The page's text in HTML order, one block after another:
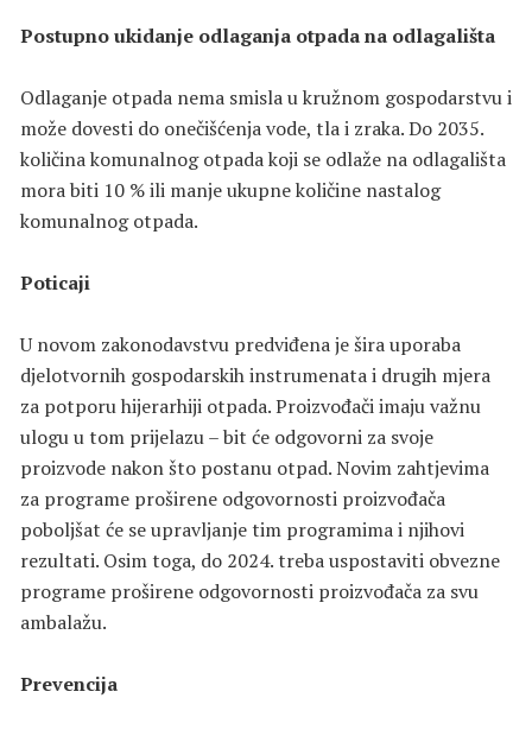
Postupno ukidanje odlaganja otpada na odlagališta
Odlaganje otpada nema smisla u kružnom gospodarstvu i
može dovesti do onečišćenja vode, tla i zraka. Do 2035.
količina komunalnog otpada koji se odlaže na odlagališta
mora biti 10 % ili manje ukupne količine nastalog
komunalnog otpada.
Poticaji
U novom zakonodavstvu predviđena je šira uporaba
djelotvornih gospodarskih instrumenata i drugih mjera
za potporu hijerarhiji otpada. Proizvođači imaju važnu
ulogu u tom prijelazu – bit će odgovorni za svoje
proizvode nakon što postanu otpad. Novim zahtjevima
za programe proširene odgovornosti proizvođača
poboljšat će se upravljanje tim programima i njihovi
rezultati. Osim toga, do 2024. treba uspostaviti obvezne
programe proširene odgovornosti proizvođača za svu
ambalažu.
Prevencija